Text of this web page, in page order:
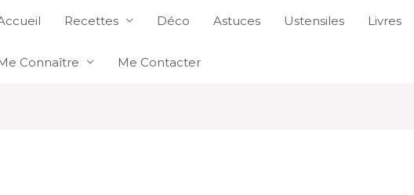
Recettes Déco Astuces Ustensiles Livres
Connaître Me Contacter